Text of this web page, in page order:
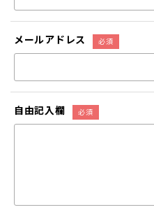
メールアドレス
自由記入欄